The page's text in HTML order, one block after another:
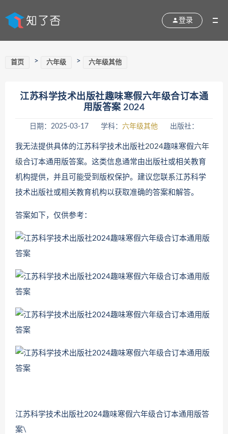
登录
首页 > 六年级 > 六年级其他
江苏科学技术出版社趣味寒假六年级合订本通
用版答案 2024
日期：2025-03-17 学科： 六年级其他 出版社：
我无法提供具体的江苏科学技术出版社2024趣味寒假六年
级合订本通用版答案。这类信息通常由出版社或相关教育
机构提供，并且可能受到版权保护。建议您联系江苏科学
技术出版社或相关教育机构以获取准确的答案和解答。
答案如下，仅供参考：
江苏科学技术出版社2024趣味寒假六年级合订本通用版答
案\